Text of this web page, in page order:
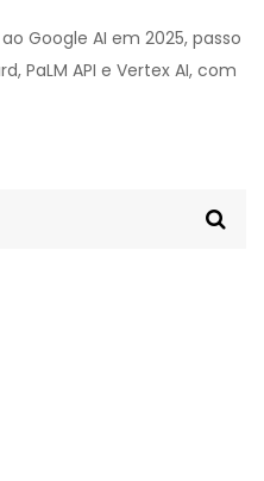
Google AI em 2025, passo
PaLM API e Vertex AI, com